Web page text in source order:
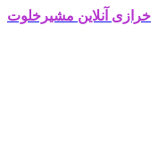
خرازی آنلاین مشیرخلوت